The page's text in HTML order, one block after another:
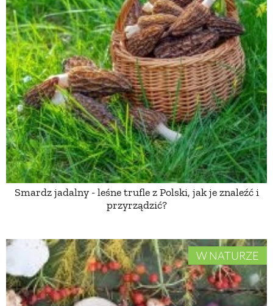
Smardz jadalny - leśne trufle z Polski, jak je znaleźć i
przyrządzić?
W NATURZE